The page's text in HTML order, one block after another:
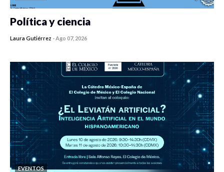
Política y ciencia
Laura Gutiérrez -Ago 07, 2026
EVENTOS